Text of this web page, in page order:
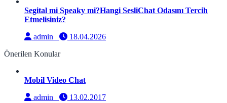
Segital mi Speaky mi?Hangi SesliChat Odasını Tercih
Etmelisiniz?
admin
18.04.2026
Önerilen Konular
Mobil Video Chat
admin
13.02.2017